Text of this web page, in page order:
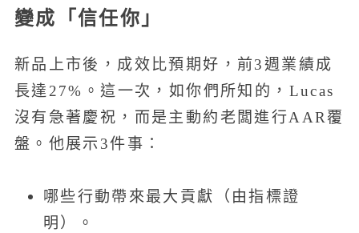
變成「信任你」
新品上市後，成效比預期好，前3週業績成
長達27%。這一次，如你們所知的，Lucas
沒有急著慶祝，而是主動約老闆進行AAR覆
盤。他展示3件事：
哪些行動帶來最大貢獻（由指標證
明）。